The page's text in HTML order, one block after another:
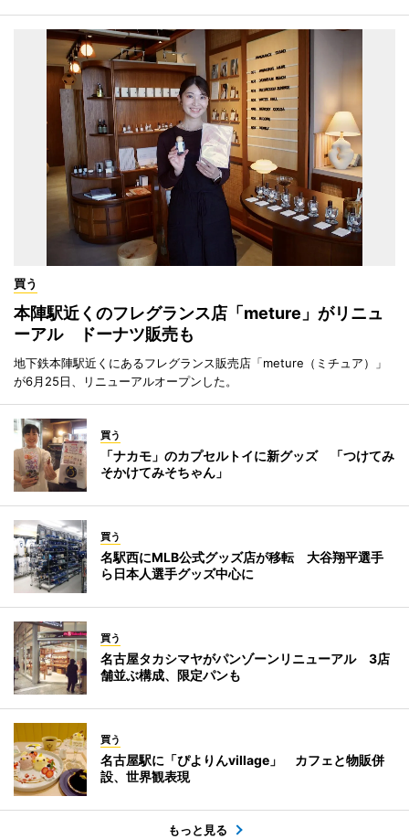
買う
本陣駅近くのフレグランス店「meture」がリニュ
ーアル ドーナツ販売も
地下鉄本陣駅近くにあるフレグランス販売店「meture（ミチュア）」
が6月25日、リニューアルオープンした。
買う
「ナカモ」のカプセルトイに新グッズ 「つけてみ
そかけてみそちゃん」
買う
名駅西にMLB公式グッズ店が移転 大谷翔平選手
ら日本人選手グッズ中心に
買う
名古屋タカシマヤがパンゾーンリニューアル 3店
舗並ぶ構成、限定パンも
買う
名古屋駅に「ぴよりんvillage」 カフェと物販併
設、世界観表現
もっと見る